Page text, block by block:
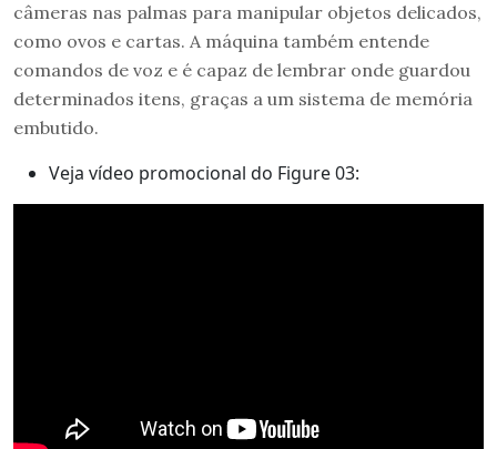
câmeras nas palmas para manipular objetos delicados,
como ovos e cartas. A máquina também entende
comandos de voz e é capaz de lembrar onde guardou
determinados itens, graças a um sistema de memória
embutido.
Veja vídeo promocional do Figure 03: